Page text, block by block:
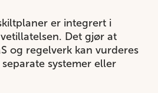
er integrert i
Det gjør at
og regelverk kan vurderes
systemer eller